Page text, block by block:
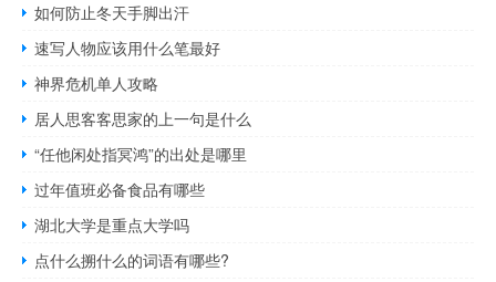
如何防止冬天手脚出汗
速写人物应该用什么笔最好
神界危机单人攻略
居人思客客思家的上一句是什么
“任他闲处指冥鸿”的出处是哪里
过年值班必备食品有哪些
湖北大学是重点大学吗
点什么搠什么的词语有哪些?